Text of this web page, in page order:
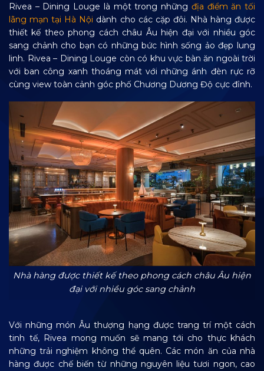
Rivea – Dining Louge là một trong những địa điểm ăn tối
lãng mạn tại Hà Nội dành cho các cặp đôi. Nhà hàng được
thiết kế theo phong cách châu Âu hiện đại với nhiều góc
sang chảnh cho bạn có những bức hình sống ảo đẹp lung
linh. Rivea – Dining Louge còn có khu vực bàn ăn ngoài trời
với ban công xanh thoáng mát với những ánh đèn rực rỡ
cùng view toàn cảnh góc phố Chương Dương Độ cực đỉnh.
Nhà hàng được thiết kế theo phong cách châu Âu hiện
đại với nhiều góc sang chảnh
Với những món Âu thượng hạng được trang trí một cách
tinh tế, Rivea mong muốn sẽ mang tới cho thực khách
những trải nghiệm không thể quên. Các món ăn của nhà
hàng được chế biến từ những nguyên liệu tươi ngon, cao